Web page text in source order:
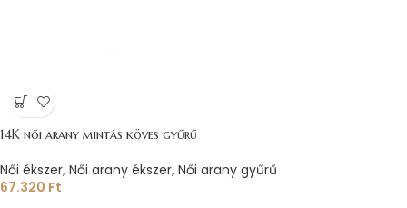
14K női arany mintás köves gyűrű
Női ékszer, Női arany ékszer, Női arany gyűrű
67.320 Ft